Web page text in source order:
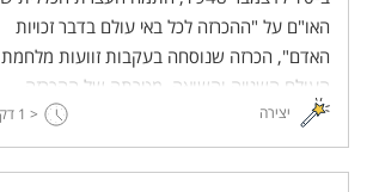
האו"ם על "ההכרזה לכל באי עולם בדבר זכויות
האדם", הכרזה שנוסחה בעקבות זוועות מלחמת
העולם השנייה והשואה. מטרתה של ההכרזה
לנסח את עקרונות היסוד שעליהם חייבת להיות
מושתתת חברה אנושית, והיא מציגה את זכויות
האדם הטבעיות שיש לכל אדם מעצם היותו
יצירה < 1